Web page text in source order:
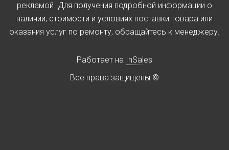
рекламой. Для получения подробной информации о
наличии, стоимости и условиях поставки товара или
оказания услуг по ремонту, обращайтесь к менеджеру.
Работает на InSales
Все права защищены ©